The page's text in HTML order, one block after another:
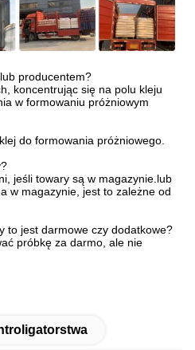
producentem?
koncentrując się na polu kleju
w formowaniu próżniowym
do formowania próżniowego.
jeśli towary są w magazynie.lub
w magazynie, jest to zależne od
to jest darmowe czy dodatkowe?
próbkę za darmo, ale nie